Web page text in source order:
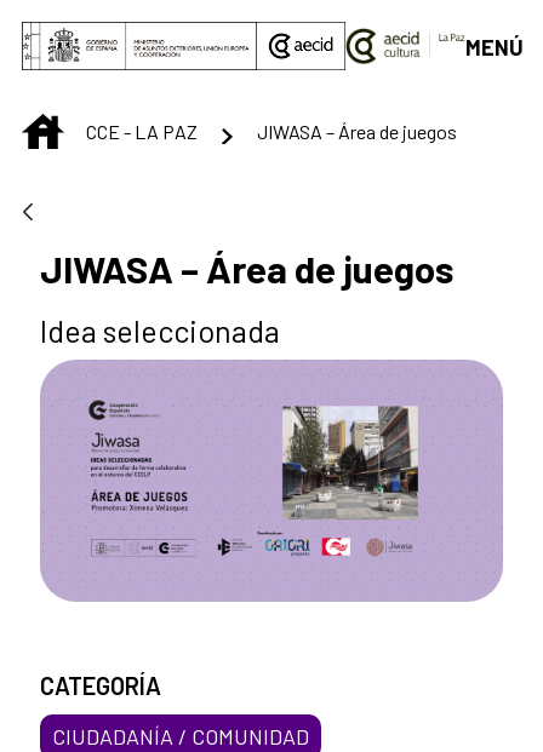
Skip to Main Content
MENÚ
INICIOCCE - LA PAZ JIWASA – Área de juegos
JIWASA – Área de juegos
Idea seleccionada
CATEGORÍA
CIUDADANÍA / COMUNIDAD